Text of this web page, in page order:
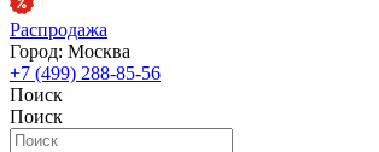
Распродажа
Город: Москва
+7 (499) 288-85-56
Поиск
Поиск